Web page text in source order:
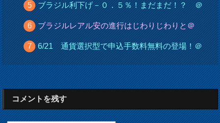
ブラジル利下げ－０．５％！まだまだ！？ ＠
ブラジルレアル安の進行はじわりじわりと＠
6/21 通貨選択型で申込手数料無料の登場！＠
コメントを残す